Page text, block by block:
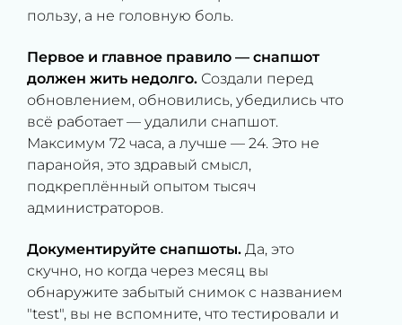
пользу, а не головную боль.
Первое и главное правило — снапшот
должен жить недолго. Создали перед
обновлением, обновились, убедились что
всё работает — удалили снапшот.
Максимум 72 часа, а лучше — 24. Это не
паранойя, это здравый смысл,
подкреплённый опытом тысяч
администраторов.
Документируйте снапшоты. Да, это
скучно, но когда через месяц вы
обнаружите забытый снимок с названием
"test", вы не вспомните, что тестировали и